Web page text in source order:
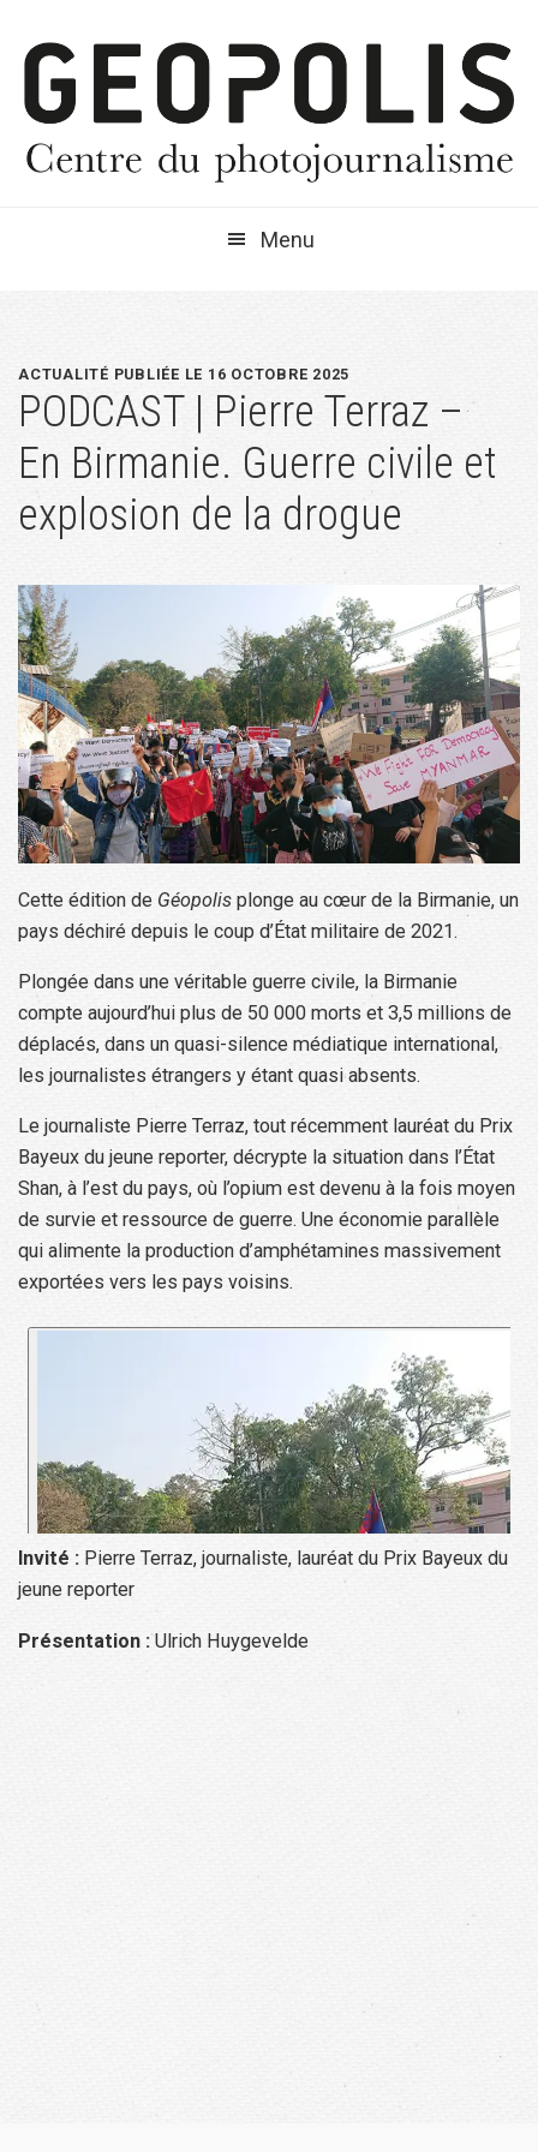
navigation
principale
contenu
principal
barre
latérale
Menu
ACTUALITÉ PUBLIÉE LE 16 OCTOBRE 2025
PODCAST | Pierre Terraz –
En Birmanie. Guerre civile et
explosion de la drogue
Cette édition de Géopolis plonge au cœur de la Birmanie, un
pays déchiré depuis le coup d’État militaire de 2021.
Plongée dans une véritable guerre civile, la Birmanie
compte aujourd’hui plus de 50 000 morts et 3,5 millions de
déplacés, dans un quasi-silence médiatique international,
les journalistes étrangers y étant quasi absents.
Le journaliste Pierre Terraz, tout récemment lauréat du Prix
Bayeux du jeune reporter, décrypte la situation dans l’État
Shan, à l’est du pays, où l’opium est devenu à la fois moyen
de survie et ressource de guerre. Une économie parallèle
qui alimente la production d’amphétamines massivement
exportées vers les pays voisins.
Invité : Pierre Terraz, journaliste, lauréat du Prix Bayeux du
jeune reporter
Présentation :Ulrich Huygevelde